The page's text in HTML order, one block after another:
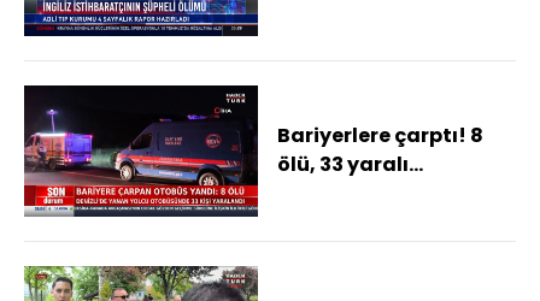
Bariyerlere çarptı! 8
ölü, 33 yaralı...